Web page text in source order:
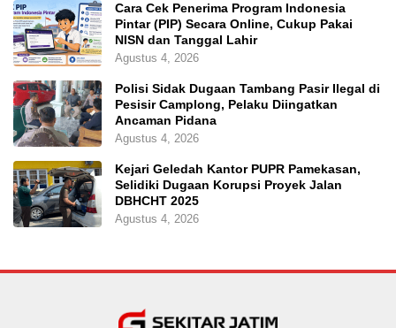
Cara Cek Penerima Program Indonesia
Pintar (PIP) Secara Online, Cukup Pakai
NISN dan Tanggal Lahir
Agustus 4, 2026
Polisi Sidak Dugaan Tambang Pasir Ilegal di
Pesisir Camplong, Pelaku Diingatkan
Ancaman Pidana
Agustus 4, 2026
Kejari Geledah Kantor PUPR Pamekasan,
Selidiki Dugaan Korupsi Proyek Jalan
DBHCHT 2025
Agustus 4, 2026